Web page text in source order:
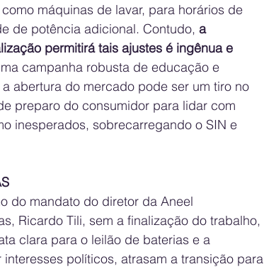
máquinas de lavar, para horários de
de potência adicional. Contudo, a
permitirá tais ajustes é ingênua e
campanha robusta de educação e
abertura do mercado pode ser um tiro no
preparo do consumidor para lidar com
inesperados, sobrecarregando o SIN e
do mandato do diretor da Aneel
Ricardo Tili, sem a finalização do trabalho,
clara para o leilão de baterias e a
políticos, atrasam a transição para